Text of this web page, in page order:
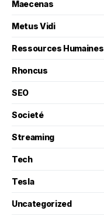
Maecenas
Metus Vidi
Ressources Humaines
Rhoncus
SEO
Societé
Streaming
Tech
Tesla
Uncategorized